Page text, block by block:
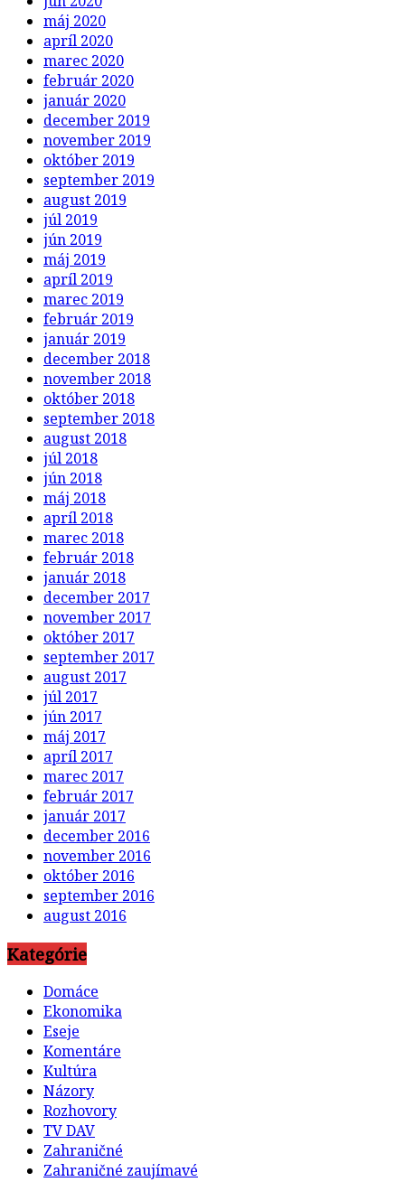
máj 2020
apríl 2020
marec 2020
február 2020
január 2020
december 2019
november 2019
október 2019
september 2019
august 2019
júl 2019
jún 2019
máj 2019
apríl 2019
marec 2019
február 2019
január 2019
december 2018
november 2018
október 2018
september 2018
august 2018
júl 2018
jún 2018
máj 2018
apríl 2018
marec 2018
február 2018
január 2018
december 2017
november 2017
október 2017
september 2017
august 2017
júl 2017
jún 2017
máj 2017
apríl 2017
marec 2017
február 2017
január 2017
december 2016
november 2016
október 2016
september 2016
august 2016
Kategórie
Domáce
Ekonomika
Eseje
Komentáre
Kultúra
Názory
Rozhovory
TV DAV
Zahraničné
Zahraničné zaujímavé